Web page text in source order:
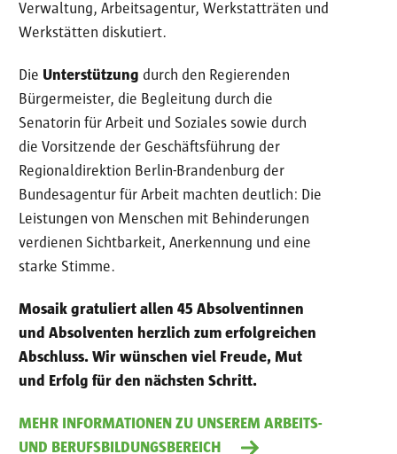
Verwaltung, Arbeitsagentur, Werkstatträten und
Werkstätten diskutiert.
Die Unterstützung durch den Regierenden
Bürgermeister, die Begleitung durch die
Senatorin für Arbeit und Soziales sowie durch
die Vorsitzende der Geschäftsführung der
Regionaldirektion Berlin-Brandenburg der
Bundesagentur für Arbeit machten deutlich: Die
Leistungen von Menschen mit Behinderungen
verdienen Sichtbarkeit, Anerkennung und eine
starke Stimme.
Mosaik gratuliert allen 45 Absolventinnen
und Absolventen herzlich zum erfolgreichen
Abschluss. Wir wünschen viel Freude, Mut
und Erfolg für den nächsten Schritt.
MEHR INFORMATIONEN ZU UNSEREM ARBEITS-
UND BERUFSBILDUNGSBEREICH